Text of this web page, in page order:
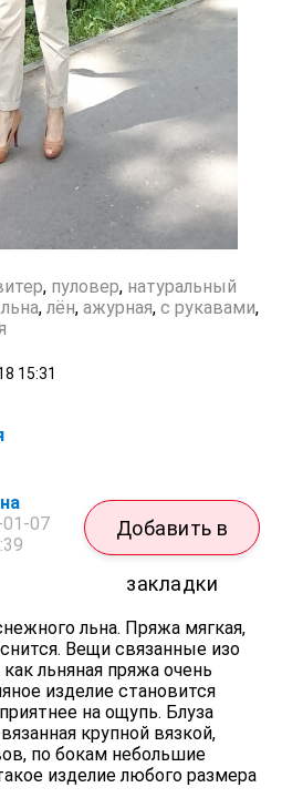
, пуловер, натуральный
, лён, ажурная, с рукавами,
15:31
07
Добавить в
закладки
льна. Пряжа мягкая,
Вещи связанные изо
льняная пряжа очень
изделие становится
на ощупь. Блуза
крупной вязкой,
по бокам небольшие
изделие любого размера